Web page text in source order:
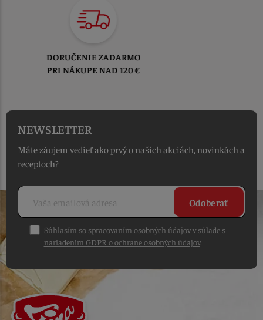
TOVAR ODOSIELAME
DO 1-2 PRACOVNÝCH DNÍ
NEWSLETTER
Máte záujem vedieť ako prvý o našich akciách, novinkách a
receptoch?
Odoberať
Súhlasím so spracovaním osobných údajov v súlade s
nariadením GDPR o ochrane osobných údajov.